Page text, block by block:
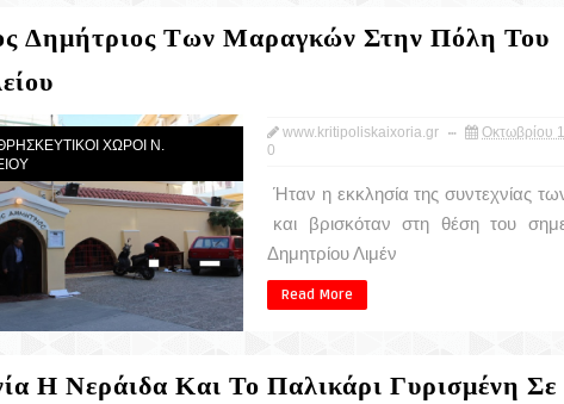
Δημήτριος Των Μαραγκών Στην Πόλη Του
ΧΩΡΟΙ Ν.
www.kritipoliskaixoria.gr
Οκτωβρίου
0
Ήταν η εκκλησία της συντεχνίας
και βρισκόταν στη θέση του
Δημητρίου Λιμέν
Read More
Η Νεράιδα Και Το Παλικάρι Γυρισμένη Σε